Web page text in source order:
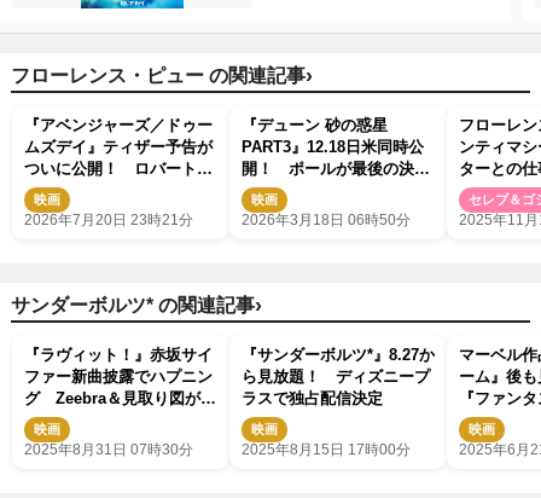
フローレンス・ピュー の関連記事›
『アベンジャーズ／ドゥー
ムズデイ』ティザー予告が
ついに公開！ ロバート・
ダウニー・Jr.演じるドクタ
ー・ドゥームが姿現す
映画
2026年7月20日 23時21分
『デューン 砂の惑星
PART3』12.18日米同時公
開！ ポールが最後の決断
下す特報お披露目
映画
2026年3月18日 06時50分
フローレ
ンティマ
ターとの
「良い人
いた」
セレブ＆ゴ
2025年11
サンダーボルツ* の関連記事›
『ラヴィット！』赤坂サイ
ファー新曲披露でハプニン
グ Zeebra＆見取り図が裏
側を明かす
映画
2025年8月31日 07時30分
『サンダーボルツ*』8.27か
ら見放題！ ディズニープ
ラスで独占配信決定
映画
2025年8月15日 17時00分
マーベル
ーム』後
『ファン
はMCU離
スメ
映画
2025年6月